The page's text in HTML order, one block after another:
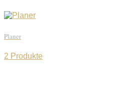
Planer
2 Produkte